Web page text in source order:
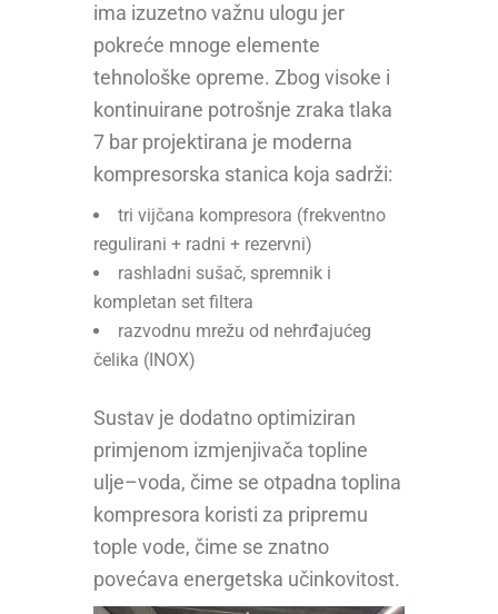
ima izuzetno važnu ulogu jer
pokreće mnoge elemente
tehnološke opreme. Zbog visoke i
kontinuirane potrošnje zraka tlaka
7 bar projektirana je moderna
kompresorska stanica koja sadrži:
tri vijčana kompresora (frekventno
regulirani + radni + rezervni)
rashladni sušač, spremnik i
kompletan set filtera
razvodnu mrežu od nehrđajućeg
čelika (INOX)
Sustav je dodatno optimiziran
primjenom izmjenjivača topline
ulje–voda, čime se otpadna toplina
kompresora koristi za pripremu
tople vode, čime se znatno
povećava energetska učinkovitost.